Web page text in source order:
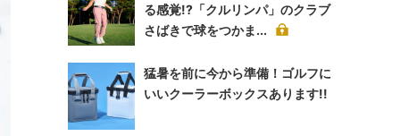
る感覚!?「クルリンパ」のクラブ
さばきで球をつかま...
猛暑を前に今から準備！ゴルフに
いいクーラーボックスあります!!